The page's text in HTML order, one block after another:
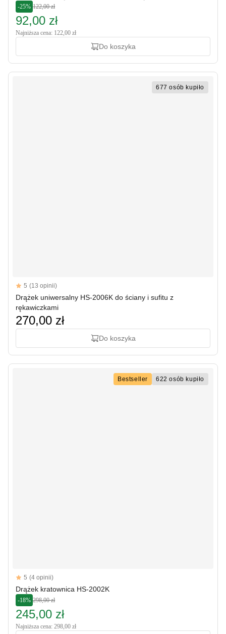
-25% 122,00 zł
92,00 zł
Najniższa cena: 122,00 zł
Do koszyka
677 osób kupiło
Reviews
5 out of 5 stars
5 (13 opinii)
Drążek uniwersalny HS-2006K do ściany i sufitu z
rękawiczkami
270,00 zł
Do koszyka
Bestseller 622 osób kupiło
Reviews
5 out of 5 stars
5 (4 opinii)
Drążek kratownica HS-2002K
-18% 298,00 zł
245,00 zł
Najniższa cena: 298,00 zł